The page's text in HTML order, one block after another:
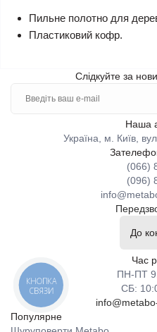
Пильне полотно для
Пластиковий кофр.
Слідкуйте за
Наша
Україна, м. Київ,
(066)
(096)
До
Час
ПН-ПТ
СБ:
Популярне
КНОПКА
СВЯЗИ